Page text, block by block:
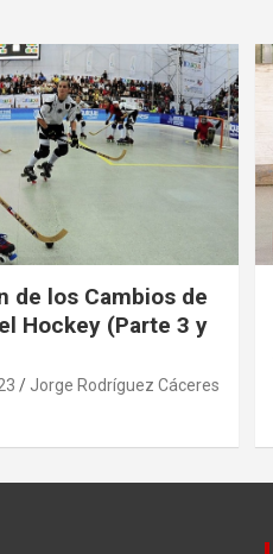
de los Cambios de
Hockey (Parte 3 y
Jorge Rodríguez Cáceres